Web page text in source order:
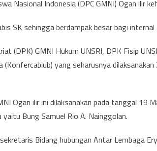
Nasional Indonesia (DPC GMNI) Ogan ilir
SK sehingga berdampak besar bagi internal
(DPK) GMNI Hukum UNSRI, DPK Fisip
yang seharusnya
Ogan ilir ini dilaksanakan pada tanggal 19
Bung Samuel Rio A. Nainggolan.
Bidang hubungan Antar Lembaga